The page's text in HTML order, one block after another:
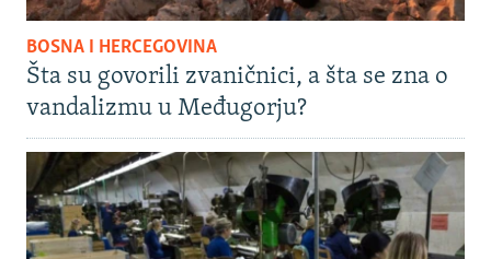
BOSNA I HERCEGOVINA
Šta su govorili zvaničnici, a šta se zna o
vandalizmu u Međugorju?